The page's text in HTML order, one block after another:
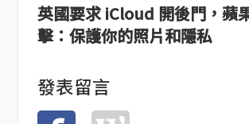
英國要求 iCloud 開後門，蘋
擊：保護你的照片和隱私
發表留言